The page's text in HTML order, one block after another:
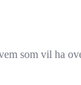
som vil ha